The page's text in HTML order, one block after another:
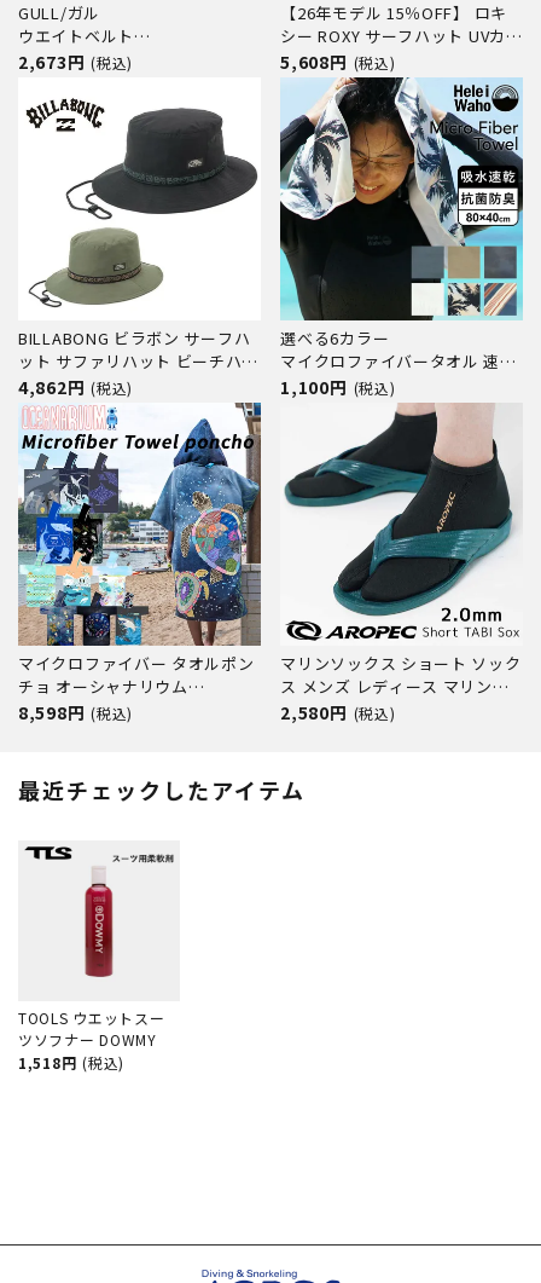
GULL/ガル
ウエイトベルト
GG-4630[80409006]
2,673円 (税込)
【26年モデル 15％OFF】 ロキ
シー ROXY サーフハット UVカッ
ト UPF50+ 撥水 軽量 日焼け対
策 海 ビーチ プール サーフィン
WR UV WATER BEACH HAT
RSA261712
5,608円 (税込)
BILLABONG ビラボン サーフハ
ット サファリハット ビーチハッ
ト 速乾 撥水加工 軽量
BE011971 UTILITY HAT
4,862円 (税込)
選べる6カラー
マイクロファイバータオル 速乾
抗菌 防臭 HeleiWaho ヘレイワ
1,100円 (税込)
マイクロファイバー タオルポン
チョ オーシャナリウム
Microfiber Towel poncho
海遊び 海水浴 カラフル 派手 レ
ジャー 個性 プール サーフィン
8,598円 (税込)
マリンソックス ショート ソック
ス メンズ レディース マリンシ
ューズ 2mm ウェットスーツ 滑
フルフット フィン 保温
AROPEC アロペック
2,580円 (税込)
最近チェックしたアイテム
TOOLS ウエットスー
ツソフナー DOWMY
1,518円 (税込)